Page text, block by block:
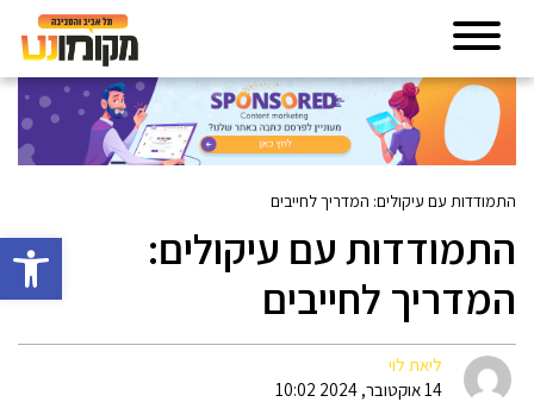
פתח
התמודדות עם עיקולים: המדריך לחייבים
התמודדות עם עיקולים:
המדריך לחייבים
ליאת לוי
14 אוקטובר, 2024 10:02